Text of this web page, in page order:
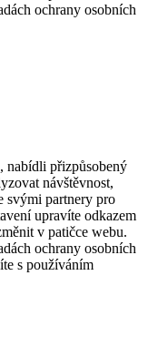
ochrany osobních
nabídli přizpůsobený
návštěvnost,
svými partnery pro
upravíte odkazem
v patičce webu.
ochrany osobních
s používáním